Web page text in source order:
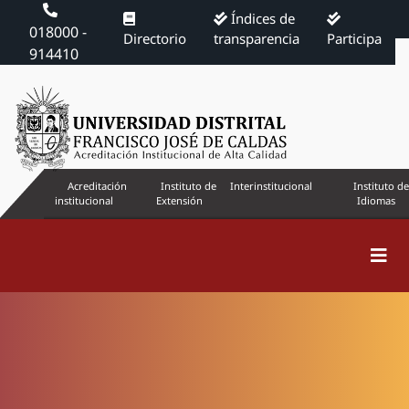
018000 -
914410
Directorio
Índices de
transparencia
Participa
Acreditación
institucional
Instituto de
Extensión
Interinstitucional
Instituto de
Idiomas